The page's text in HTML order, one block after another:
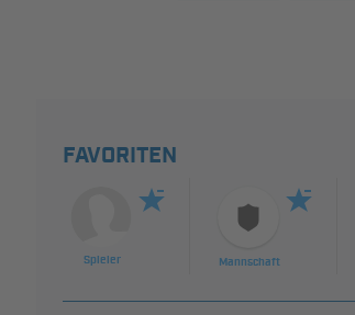
FAVORITEN
Spieler Mannschaft